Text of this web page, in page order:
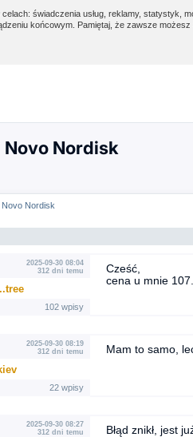
świadczenia usług, reklamy, statystyk,
końcowym. Pamiętaj, że zawsze
Novo Nordisk
Nordisk
2025-09-30 08:04
312 dni temu
102 wpisy
Cześć,
cena u mnie
2025-09-30 08:19
312 dni temu
22 wpisy
Mam to samo,
2025-09-30 08:27
312 dni temu
Błąd znikł, jest